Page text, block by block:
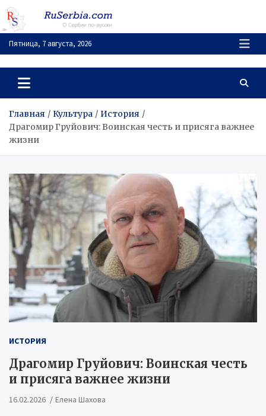
Перейти
содержимому
Пятница, 7 августа, 2026
RuSerbia.com
О Сербии – по-русски
Главная Культура
История
Драгомир Груйович: Воинская честь и присяга важнее
жизни
ИСТОРИЯ
Драгомир Груйович: Воинская честь
и присяга важнее жизни
16.02.2026 Елена Шахова